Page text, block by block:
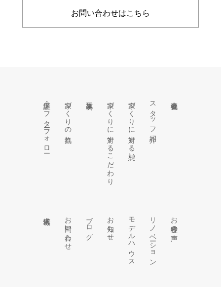
お問い合わせはこちら
保証・アフターフォロー 家づくりの流れ 家づくりに対するこだわり 家づくりに対する想い スタッフ紹介
お問い合わせ ブログ お知らせ モデルハウス リノベーション お客様の声